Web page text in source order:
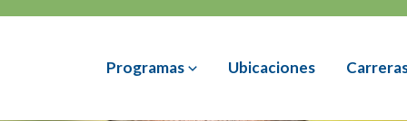
Programas Ubicaciones